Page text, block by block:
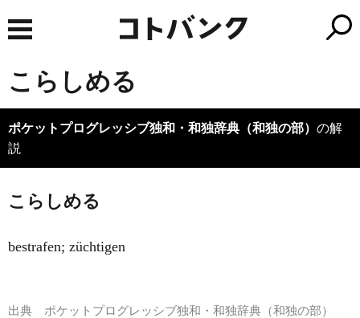
こらしめる
ポケットプログレッシブ独和・和独辞典（和独の部） の解
説
こらしめる
bestrafen; züchtigen
出典 ポケットプログレッシブ独和・和独辞典（和独の部）